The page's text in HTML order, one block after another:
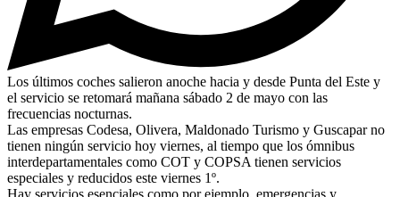
Los últimos coches salieron anoche hacia y desde Punta del Este y
el servicio se retomará mañana sábado 2 de mayo con las
frecuencias nocturnas.
Las empresas Codesa, Olivera, Maldonado Turismo y Guscapar no
tienen ningún servicio hoy viernes, al tiempo que los ómnibus
interdepartamentales como COT y COPSA tienen servicios
especiales y reducidos este viernes 1º.
Hay servicios esenciales como por ejemplo, emergencias y